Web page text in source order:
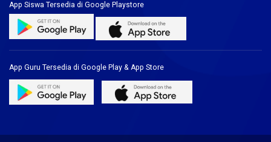
App Siswa Tersedia di Google Playstore
App Guru Tersedia di Google Play & App Store